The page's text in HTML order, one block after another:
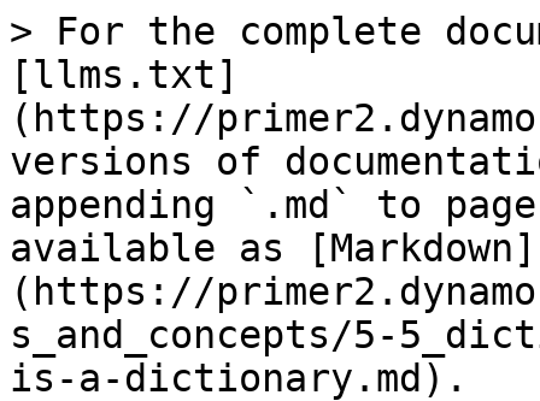
> For the complete
[llms.txt]
(https://
versions of
appending `.md` to
available as [Markdown]
(https://
s_and_concepts/5-
is-a-dictionary.md).